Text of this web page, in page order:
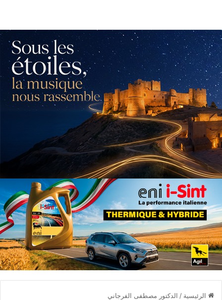
الرئيسية / الدكتور مصطفى الفرجاني